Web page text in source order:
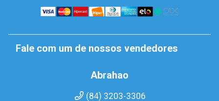
Fale com um de nossos vendedores
Abrahao
(84) 3203-3306